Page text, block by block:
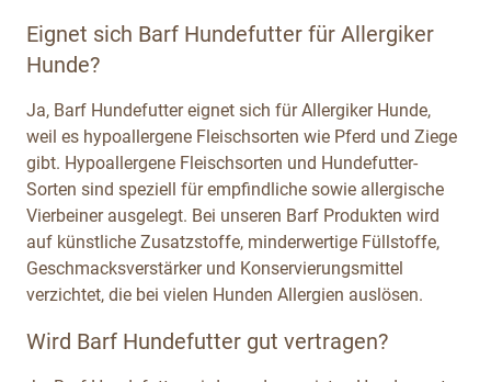
Eignet sich Barf Hundefutter für Allergiker
Hunde?
Ja, Barf Hundefutter eignet sich für Allergiker Hunde,
weil es hypoallergene Fleischsorten wie Pferd und Ziege
gibt. Hypoallergene Fleischsorten und Hundefutter-
Sorten sind speziell für empfindliche sowie allergische
Vierbeiner ausgelegt. Bei unseren Barf Produkten wird
auf künstliche Zusatzstoffe, minderwertige Füllstoffe,
Geschmacksverstärker und Konservierungsmittel
verzichtet, die bei vielen Hunden Allergien auslösen.
Wird Barf Hundefutter gut vertragen?